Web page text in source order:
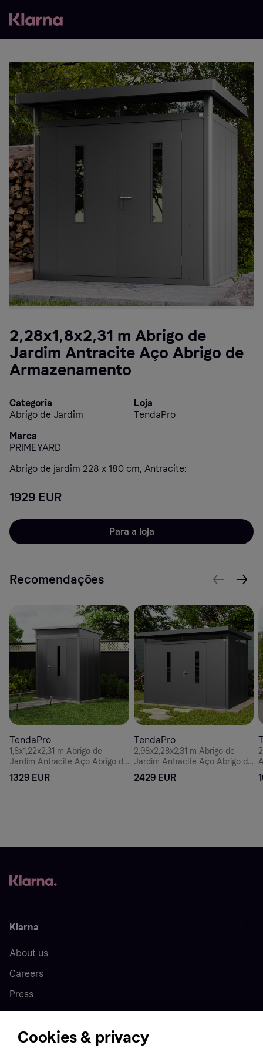
2,28x1,8x2,31 m Abrigo de
Jardim Antracite Aço Abrigo de
Armazenamento
Categoria
Abrigo de Jardim
Loja
TendaPro
Marca
PRIMEYARD
Abrigo de jardim 228 x 180 cm, Antracite:
1929 EUR
Para a loja
Recomendações
TendaPro
1,8x1,22x2,31 m Abrigo de
Jardim Antracite Aço Abrigo de
Armazenamento
1329 EUR
TendaPro
2,98x2,28x2,31 m Abrigo de
Jardim Antracite Aço Abrigo de
Armazenamento
2429 EUR
Klarna
About us
Careers
Press
Home
Cookies & privacy